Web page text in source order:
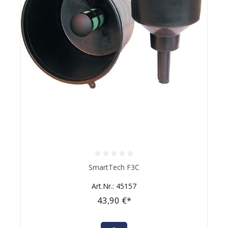
Durchschnittliche Bewertung von 0 von 5 Sternen
SmartTech F3C
Art.Nr.: 45157
43,90 €*